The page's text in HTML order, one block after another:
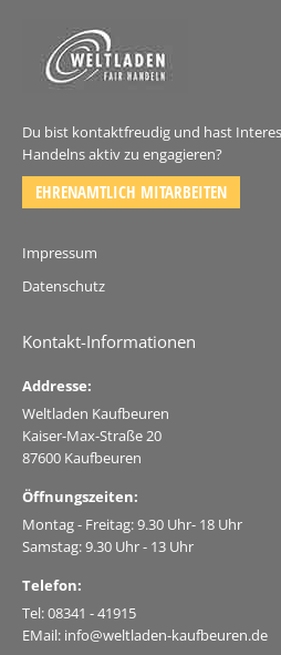
Du bist kontaktfreudig und hast
Handelns aktiv zu engagieren?
EHRENAMTLICH MITARBEITEN
Impressum
Datenschutz
Kontakt-Informationen
Addresse:
Weltladen Kaufbeuren
Kaiser-Max-Straße 20
87600 Kaufbeuren
Öffnungszeiten:
Montag - Freitag: 9.30 Uhr- 18 Uhr
Samstag: 9.30 Uhr - 13 Uhr
Telefon:
Tel: 08341 - 41915
EMail: info@weltladen-kaufbeuren.de